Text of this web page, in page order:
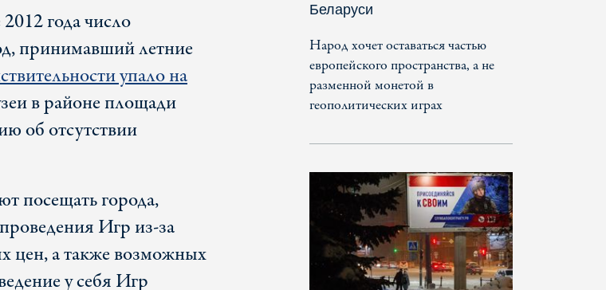
года число
принимавший летние
упало на
в районе площади
об отсутствии
посещать города,
Игр из-за
цен, а также возможных
у себя Игр
Беларуси
Народ хочет оставаться частью
европейского пространства, а не
разменной монетой в
геополитических играх